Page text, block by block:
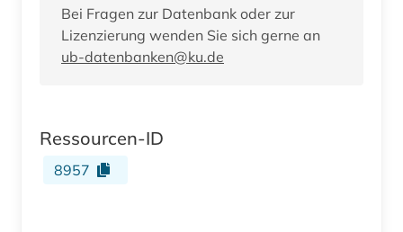
Bei Fragen zur Datenbank oder zur
Lizenzierung wenden Sie sich gerne an
ub-datenbanken@ku.de
Ressourcen-ID
8957